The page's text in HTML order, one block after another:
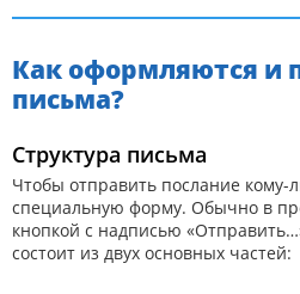
Как оформляются и
письма?
Структура письма
Чтобы отправить послание кому-
специальную форму. Обычно в
кнопкой с надписью
состоит из двух основных частей: